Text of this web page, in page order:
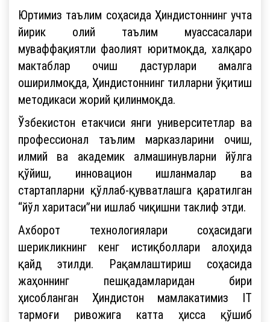
Юртимиз таълим соҳасида Ҳиндистоннинг учта
йирик олий таълим муассасалари
муваффақиятли фаолият юритмоқда, халқаро
мактаблар очиш дастурлари амалга
оширилмоқда, Ҳиндистоннинг тилларни ўқитиш
методикаси жорий қилинмоқда.
Ўзбекистон етакчиси янги университетлар ва
профессионал таълим марказларини очиш,
илмий ва академик алмашинувларни йўлга
қўйиш, инновацион ишланмалар ва
стартапларни қўллаб-қувватлашга қаратилган
“йўл харитаси”ни ишлаб чиқишни таклиф этди.
Ахборот технологиялари соҳасидаги
шерикликнинг кенг истиқболлари алоҳида
қайд этилди. Рақамлаштириш соҳасида
жаҳоннинг пешқадамларидан бири
ҳисобланган Ҳиндистон мамлакатимиз IT
тармоғи ривожига катта ҳисса қўшиб